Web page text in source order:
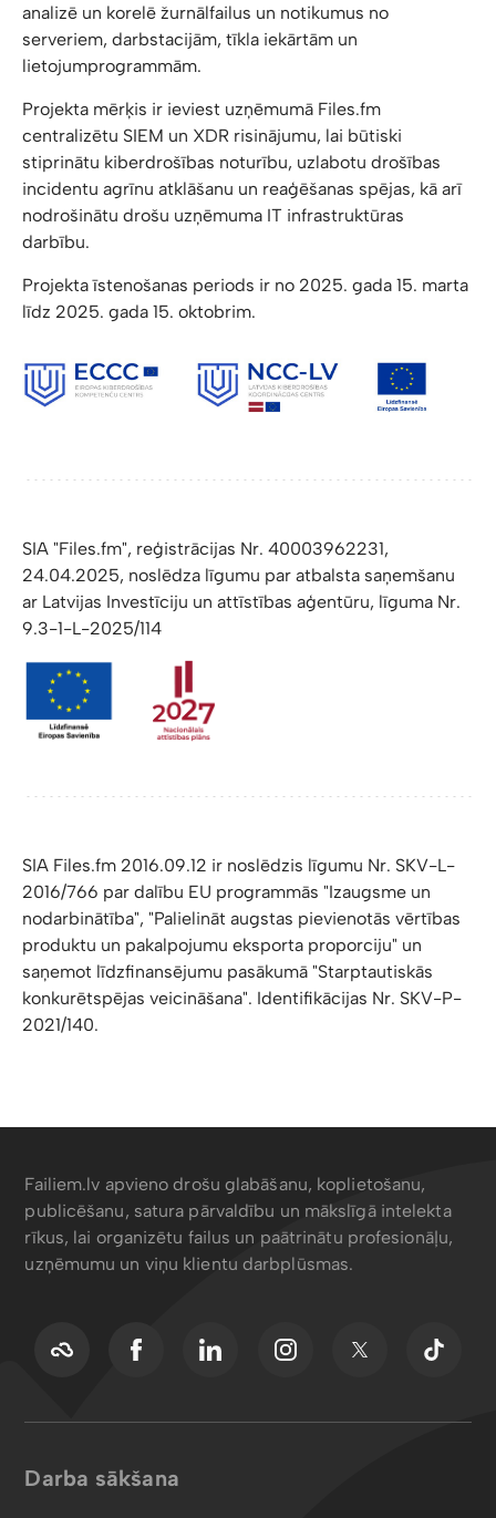
analizē un korelē žurnālfailus un notikumus no
serveriem, darbstacijām, tīkla iekārtām un
lietojumprogrammām.
Projekta mērķis ir ieviest uzņēmumā Files.fm
centralizētu SIEM un XDR risinājumu, lai būtiski
stiprinātu kiberdrošības noturību, uzlabotu drošības
incidentu agrīnu atklāšanu un reaģēšanas spējas, kā arī
nodrošinātu drošu uzņēmuma IT infrastruktūras
darbību.
Projekta īstenošanas periods ir no 2025. gada 15. marta
līdz 2025. gada 15. oktobrim.
SIA "Files.fm", reģistrācijas Nr. 40003962231,
24.04.2025, noslēdza līgumu par atbalsta saņemšanu
ar Latvijas Investīciju un attīstības aģentūru, līguma Nr.
9.3-1-L-2025/114
SIA Files.fm 2016.09.12 ir noslēdzis līgumu Nr. SKV-L-
2016/766 par dalību EU programmās "Izaugsme un
nodarbinātība", "Palielināt augstas pievienotās vērtības
produktu un pakalpojumu eksporta proporciju" un
saņemot līdzfinansējumu pasākumā "Starptautiskās
konkurētspējas veicināšana". Identifikācijas Nr. SKV-P-
2021/140.
Failiem.lv apvieno drošu glabāšanu, koplietošanu,
publicēšanu, satura pārvaldību un mākslīgā intelekta
rīkus, lai organizētu failus un paātrinātu profesionāļu,
uzņēmumu un viņu klientu darbplūsmas.
Darba sākšana